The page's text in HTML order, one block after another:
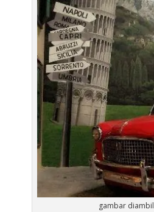
gambar diambil